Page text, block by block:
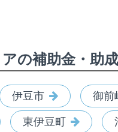
の補助金・助
伊豆市 御前
東伊豆町